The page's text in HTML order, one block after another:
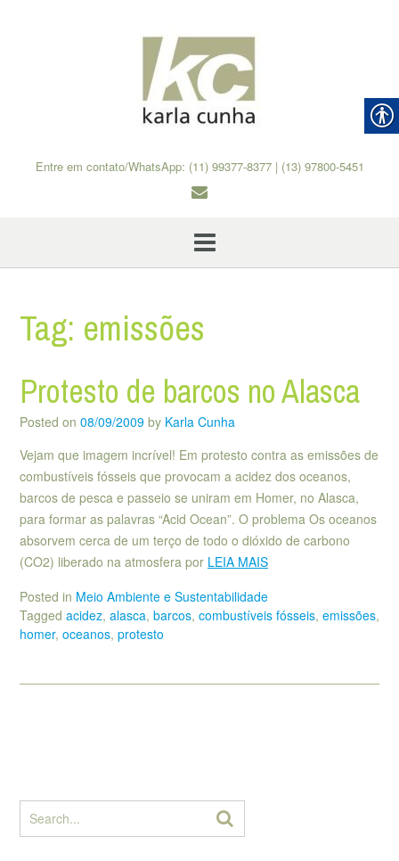
Entre em contato/WhatsApp: (11) 99377-8377 | (13) 97800-5451
Tag: emissões
Protesto de barcos no Alasca
Posted on 08/09/2009 by Karla Cunha
Vejam que imagem incrível! Em protesto contra as emissões de
combustíveis fósseis que provocam a acidez dos oceanos,
barcos de pesca e passeio se uniram em Homer, no Alasca,
para formar as palavras “Acid Ocean”. O problema Os oceanos
absorvem cerca de um terço de todo o dióxido de carbono
(CO2) liberado na atmosfera por LEIA MAIS
Posted in Meio Ambiente e Sustentabilidade
Tagged acidez, alasca, barcos, combustíveis fósseis, emissões,
homer, oceanos, protesto